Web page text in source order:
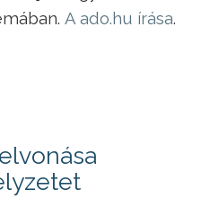
A ado.hu írása.